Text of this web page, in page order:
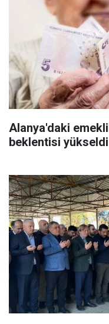
Alanya'daki
beklentisi yükseldi